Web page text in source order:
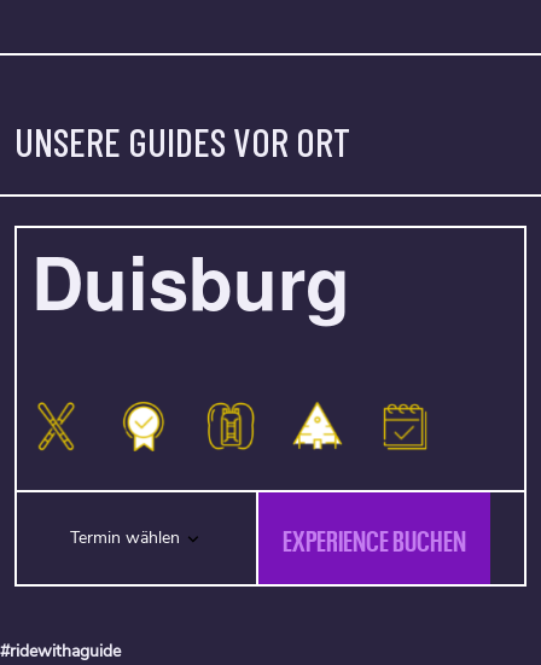
UNSERE GUIDES VOR ORT
Duisburg
Termin wählen EXPERIENCE BUCHEN
#ridewithaguide